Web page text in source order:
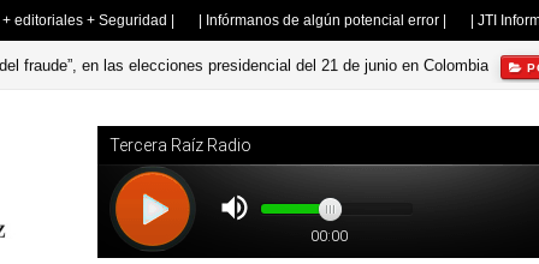
editoriales + Seguridad | | Infórmanos de algún potencial error | | JTI
fraude”, en las elecciones presidencial del 21 de junio en Colombia